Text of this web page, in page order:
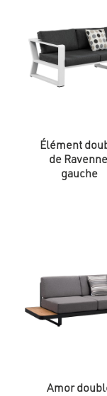
Élément
de
gauche
Amor